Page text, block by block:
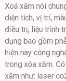
Xoá xăm nói
diện tích, vị trí,
điều trị, liệu trình
dụng bao gồm
hiện nay công
trong xóa xăm.
xăm như: laser